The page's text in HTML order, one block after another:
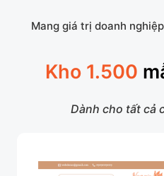
Mang giá trị doanh
Kho 1.500
Dành cho tất cả